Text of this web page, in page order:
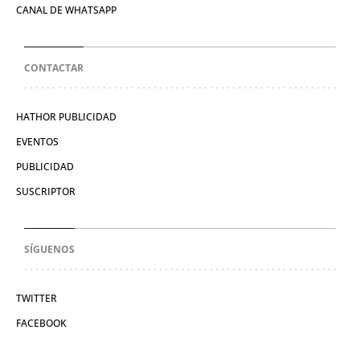
CANAL DE WHATSAPP
CONTACTAR
HATHOR PUBLICIDAD
EVENTOS
PUBLICIDAD
SUSCRIPTOR
SÍGUENOS
TWITTER
FACEBOOK